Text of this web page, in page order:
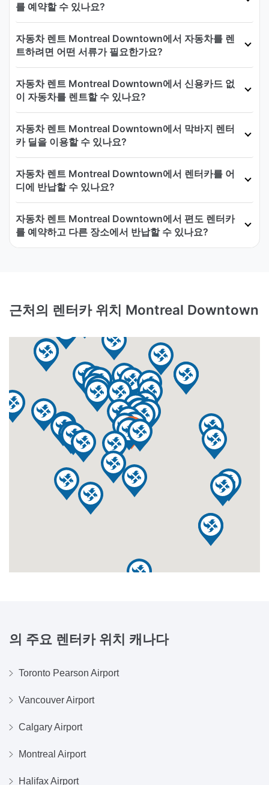
를 예약할 수 있나요?
자동차 렌트 Montreal Downtown에서 자동차를 렌
트하려면 어떤 서류가 필요한가요?
자동차 렌트 Montreal Downtown에서 신용카드 없
이 자동차를 렌트할 수 있나요?
자동차 렌트 Montreal Downtown에서 막바지 렌터
카 딜을 이용할 수 있나요?
자동차 렌트 Montreal Downtown에서 렌터카를 어
디에 반납할 수 있나요?
자동차 렌트 Montreal Downtown에서 편도 렌터카
를 예약하고 다른 장소에서 반납할 수 있나요?
근처의 렌터카 위치 Montreal Downtown
의 주요 렌터카 위치 캐나다
Toronto Pearson Airport
Vancouver Airport
Calgary Airport
Montreal Airport
Halifax Airport